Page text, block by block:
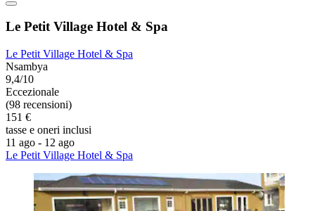
Le Petit Village Hotel & Spa
Le Petit Village Hotel & Spa
Nsambya
9,4/10
Eccezionale
(98 recensioni)
151 €
tasse e oneri inclusi
11 ago - 12 ago
Le Petit Village Hotel & Spa